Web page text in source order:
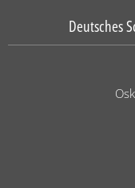
Deutsches